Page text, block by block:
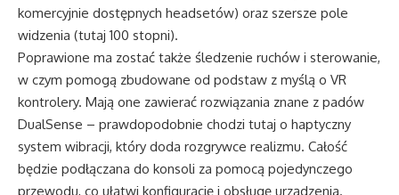
komercyjnie dostępnych headsetów) oraz szersze pole
widzenia (tutaj 100 stopni).
Poprawione ma zostać także śledzenie ruchów i sterowanie,
w czym pomogą zbudowane od podstaw z myślą o VR
kontrolery. Mają one zawierać rozwiązania znane z padów
DualSense – prawdopodobnie chodzi tutaj o haptyczny
system wibracji, który doda rozgrywce realizmu. Całość
będzie podłączana do konsoli za pomocą pojedynczego
przewodu, co ułatwi konfigurację i obsługę urządzenia.